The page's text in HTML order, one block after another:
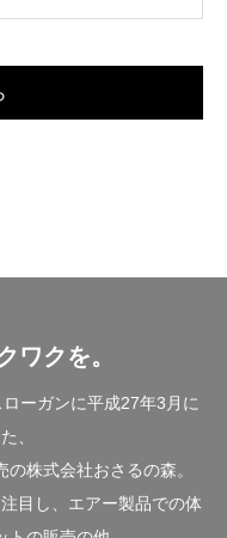
ワクを。
ーガンに平成27年3月に
、
株式会社おさるの森。
目し、エアー製品での体